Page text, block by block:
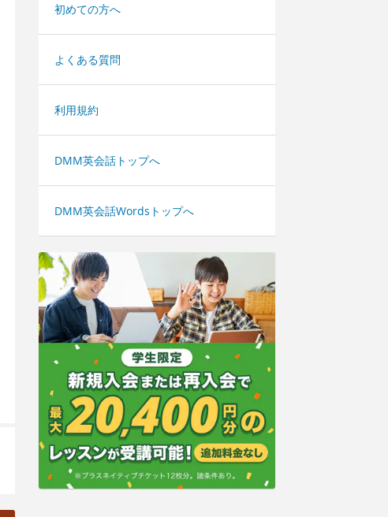
初めての方へ
よくある質問
利用規約
DMM英会話トップへ
DMM英会話Wordsトップへ